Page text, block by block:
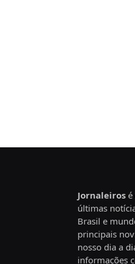
Jornaleiros
últimas
Brasil e
principais
nosso dia a
informações